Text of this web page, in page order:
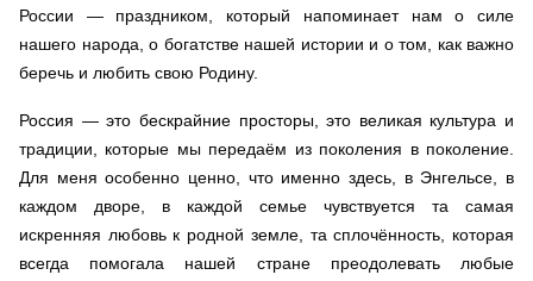
России — праздником, который напоминает нам о силе
нашего народа, о богатстве нашей истории и о том, как важно
беречь и любить свою Родину.
Россия — это бескрайние просторы, это великая культура и
традиции, которые мы передаём из поколения в поколение.
Для меня особенно ценно, что именно здесь, в Энгельсе, в
каждом дворе, в каждой семье чувствуется та самая
искренняя любовь к родной земле, та сплочённость, которая
всегда помогала нашей стране преодолевать любые